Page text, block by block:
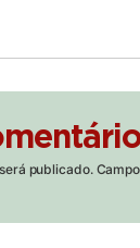
publicado.